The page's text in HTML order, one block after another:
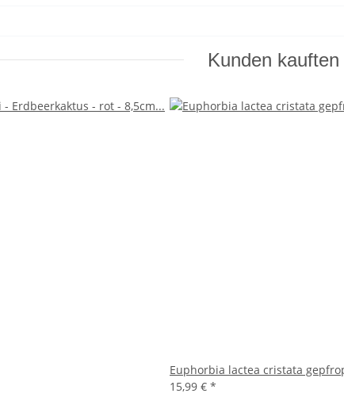
Kunden
Euphorbia lactea cristata
15,99 € *